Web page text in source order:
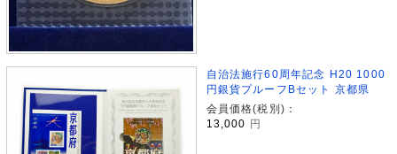
自治法施行60周年記念 H20 1000
円銀貨プルーフBセット 京都県
会員価格(税別)：
13,000 円